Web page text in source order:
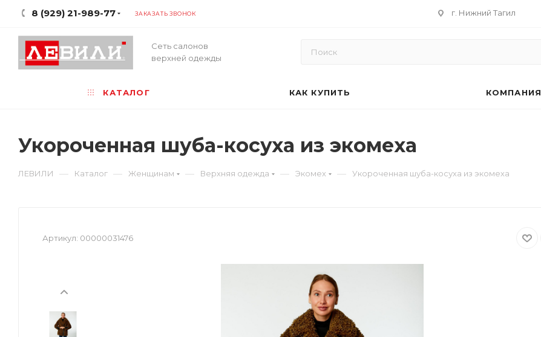
8 (929) 21-989-77 ЗАКАЗАТЬ ЗВОНОК г. Нижний Тагил
Сеть салонов
верхней одежды
КАТАЛОГ КАК КУПИТЬ КОМПАНИЯ
Укороченная шуба-косуха из экомеха
ЛЕВИЛИ — Каталог — Женщинам — Верхняя одежда — Экомех — Укороченная шуба-косуха из экомеха
Артикул: 00000031476